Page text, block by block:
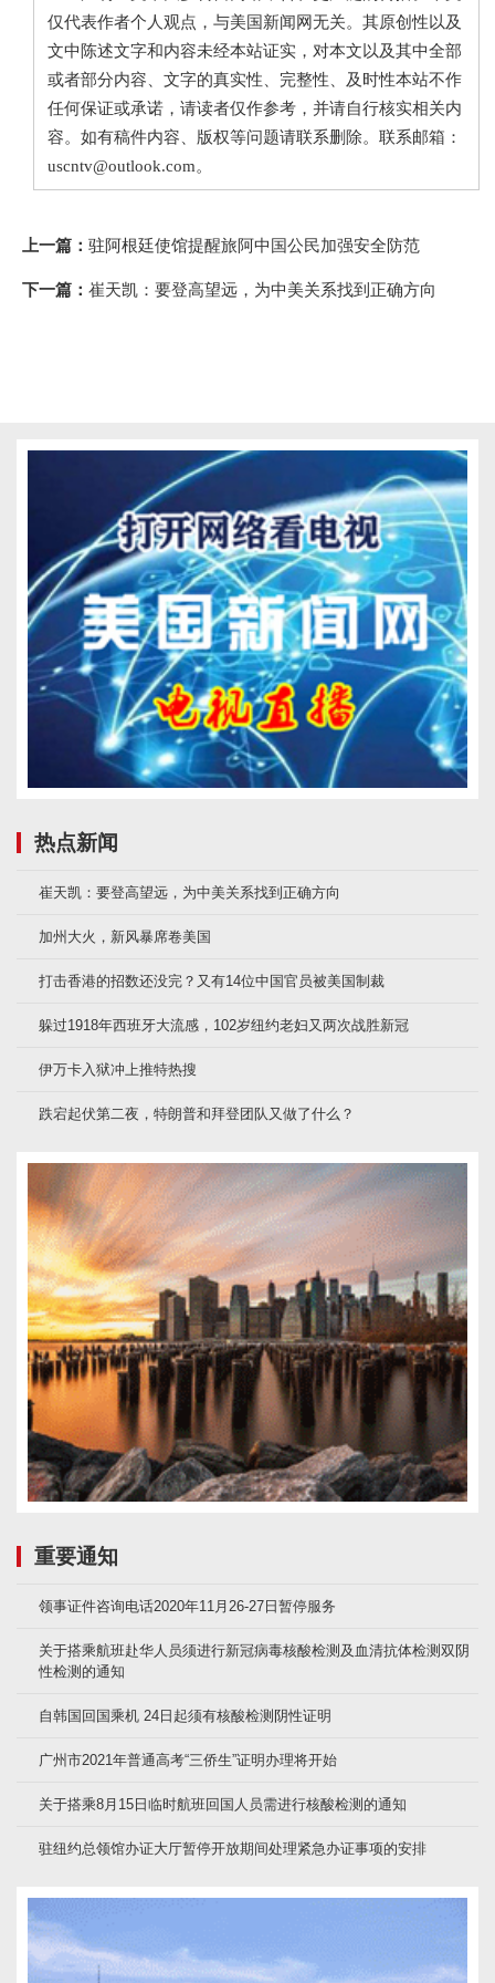
仅代表作者个人观点，与美国新闻网无关。其原创性以及
文中陈述文字和内容未经本站证实，对本文以及其中全部
或者部分内容、文字的真实性、完整性、及时性本站不作
任何保证或承诺，请读者仅作参考，并请自行核实相关内
容。如有稿件内容、版权等问题请联系删除。联系邮箱：
uscntv@outlook.com。
上一篇： 驻阿根廷使馆提醒旅阿中国公民加强安全防范
下一篇： 崔天凯：要登高望远，为中美关系找到正确方向
热点新闻
崔天凯：要登高望远，为中美关系找到正确方向
加州大火，新风暴席卷美国
打击香港的招数还没完？又有14位中国官员被美国制裁
躲过1918年西班牙大流感，102岁纽约老妇又两次战胜新冠
伊万卡入狱冲上推特热搜
跌宕起伏第二夜，特朗普和拜登团队又做了什么？
重要通知
领事证件咨询电话2020年11月26-27日暂停服务
关于搭乘航班赴华人员须进行新冠病毒核酸检测及血清抗体检测双阴
性检测的通知
自韩国回国乘机 24日起须有核酸检测阴性证明
广州市2021年普通高考“三侨生”证明办理将开始
关于搭乘8月15日临时航班回国人员需进行核酸检测的通知
驻纽约总领馆办证大厅暂停开放期间处理紧急办证事项的安排